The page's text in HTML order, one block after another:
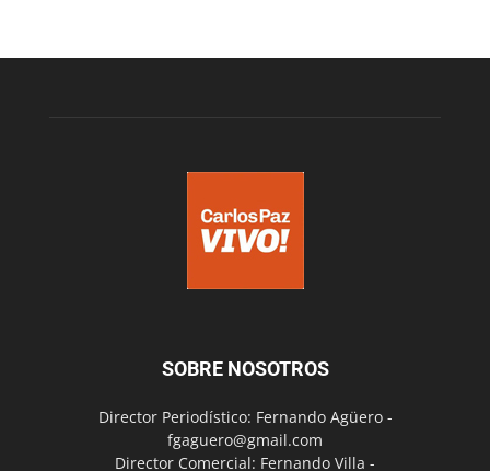
SOBRE NOSOTROS
Director Periodístico: Fernando Agüero -
fgaguero@gmail.com
Director Comercial: Fernando Villa -